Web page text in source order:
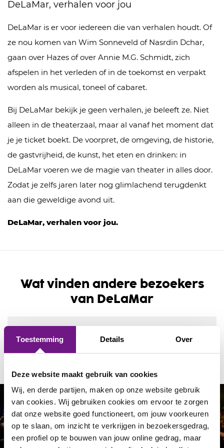
Toestemming Details Over
Deze website maakt gebruik van cookies
Wij, en derde partijen, maken op onze website gebruik
van cookies. Wij gebruiken cookies om ervoor te zorgen
dat onze website goed functioneert, om jouw voorkeuren
op te slaan, om inzicht te verkrijgen in bezoekersgedrag,
een profiel op te bouwen van jouw online gedrag, maar
Werken bij
Achter de schermen
Fotocollectie
DeLaMar, verhalen voor jou
DeLaMar is er voor iedereen die van verhalen houdt. Of
ze nou komen van Wim Sonneveld of Nasrdin Dchar,
gaan over Hazes of over Annie M.G. Schmidt, zich
afspelen in het verleden of in de toekomst en verpakt
worden als musical, toneel of cabaret.
Bij DeLaMar bekijk je geen verhalen, je beleeft ze. Niet
alleen in de theaterzaal, maar al vanaf het moment dat
je je ticket boekt. De voorpret, de omgeving, de historie,
de gastvrijheid, de kunst, het eten en drinken: in
DeLaMar voeren we de magie van theater in alles door.
Zodat je zelfs jaren later nog glimlachend terugdenkt
aan die geweldige avond uit.
DeLaMar, verhalen voor jou.
Wat vinden andere bezoekers
van DeLaMar
4,4/5
uit23763 beoordelingenvan onze bezoekers
Volg ons op social media!